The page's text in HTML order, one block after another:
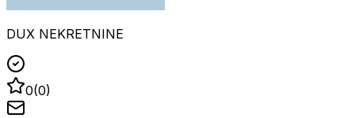
DUX NEKRETNINE
0(0)